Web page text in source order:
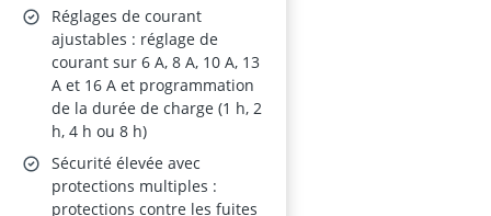
Réglages de courant
ajustables : réglage de
courant sur 6 A, 8 A, 10 A, 13
A et 16 A et programmation
de la durée de charge (1 h, 2
h, 4 h ou 8 h)
Sécurité élevée avec
protections multiples :
protections contre les fuites